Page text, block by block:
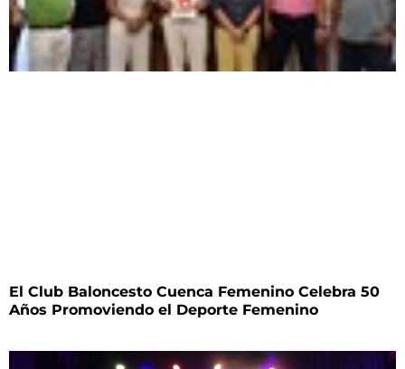
El Club Baloncesto Cuenca Femenino Celebra 50
Años Promoviendo el Deporte Femenino